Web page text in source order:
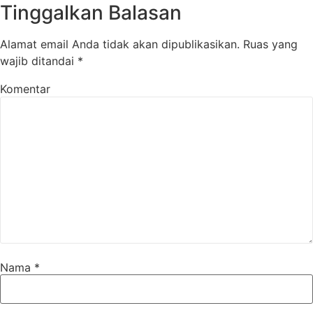
Tinggalkan Balasan
Alamat email Anda tidak akan dipublikasikan. Ruas yang
wajib ditandai *
Komentar
Nama *